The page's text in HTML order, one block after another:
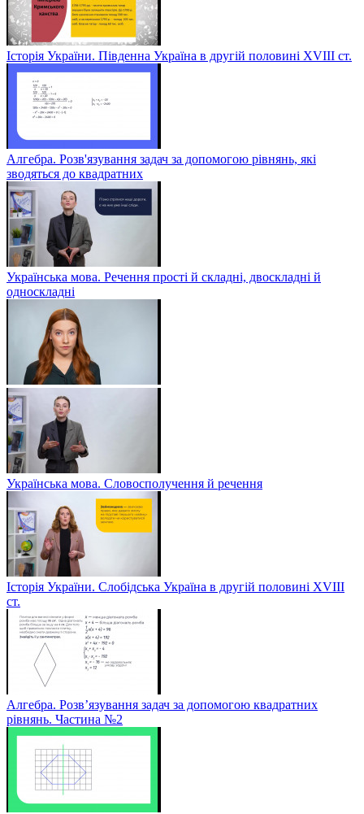
Історія України. Південна Україна в другій половині ХVІІІ ст.
Алгебра. Розв'язування задач за допомогою рівнянь, які
зводяться до квадратних
Українська мова. Речення прості й складні, двоскладні й
односкладні
Українська мова. Словосполучення й речення
Історія України. Слобідська Україна в другій половині ХVIIІ
ст.
Алгебра. Розв’язування задач за допомогою квадратних
рівнянь. Частина №2